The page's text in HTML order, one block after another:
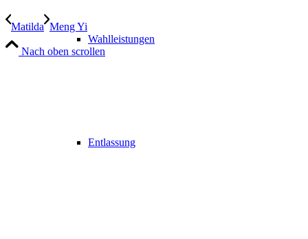
Wahlleistungen
Entlassung
Matilda Meng Yi
Nach oben scrollen